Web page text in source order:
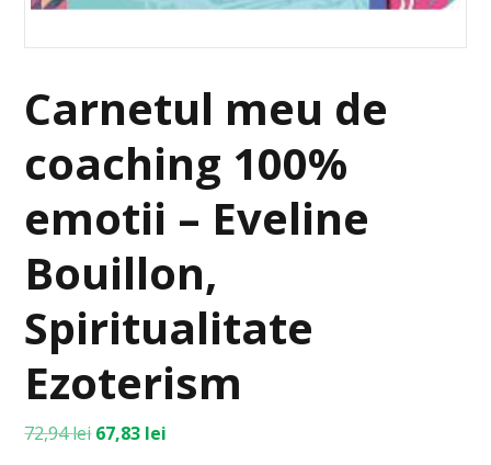
Carnetul meu de
coaching 100%
emotii – Eveline
Bouillon,
Spiritualitate
Ezoterism
72,94lei 67,83 lei